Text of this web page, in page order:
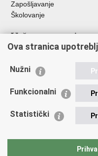
Zapošljavanje
Školovanje
Važne poveznice
Ministarstvo unutarnjih
Udruge
Policijska akademija
Zaklada policijske
Vučetić"
Ova stranica
Nužni
Funkcionalni
Statistički